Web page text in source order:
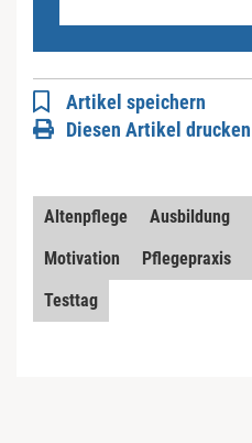
Artikel speichern
Diesen Artikel drucken
Altenpflege Ausbildung
Motivation
Pflegepraxis
Testtag